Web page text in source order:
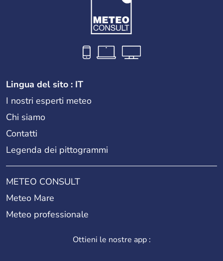
Lingua del sito : IT
I nostri esperti meteo
Chi siamo
Contatti
Legenda dei pittogrammi
METEO CONSULT
Meteo Mare
Meteo professionale
Ottieni le nostre app :